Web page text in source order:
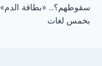
سقوطهم؟.. «بطاقة الدم»
بخمس لغات